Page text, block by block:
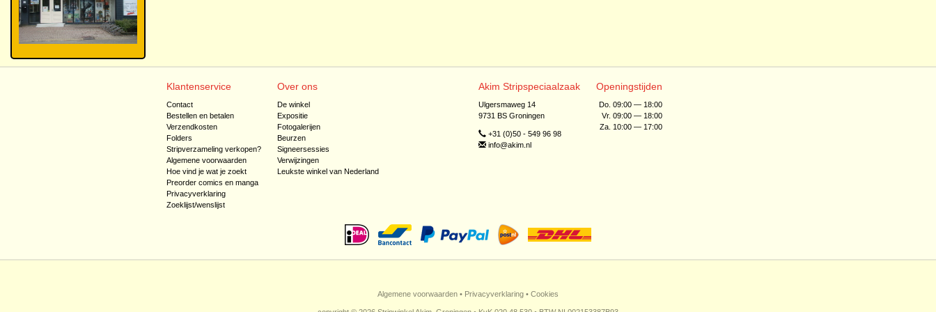
Klantenservice
Contact
Bestellen en betalen
Verzendkosten
Folders
Stripverzameling verkopen?
Algemene voorwaarden
Hoe vind je wat je zoekt
Preorder comics en manga
Privacyverklaring
Zoeklijst/wenslijst
Over ons
De winkel
Expositie
Fotogalerijen
Beurzen
Signeersessies
Verwijzingen
Leukste winkel van Nederland
Akim Stripspeciaalzaak
Ulgersmaweg 14
9731 BS Groningen
+31 (0)50 - 549 96 98
info@akim.nl
Openingstijden
Do. 09:00 — 18:00
Vr. 09:00 — 18:00
Za. 10:00 — 17:00
Algemene voorwaarden • Privacyverklaring • Cookies